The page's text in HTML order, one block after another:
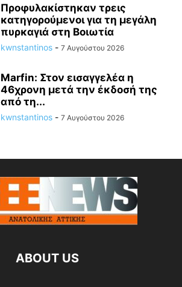
Προφυλακίστηκαν τρεις
κατηγορούμενοι για τη μεγάλη
πυρκαγιά στη Βοιωτία
kwnstantinos - 7 Αυγούστου 2026
Marfin: Στον εισαγγελέα η
46χρονη μετά την έκδοσή της
από τη...
kwnstantinos - 7 Αυγούστου 2026
ABOUT US